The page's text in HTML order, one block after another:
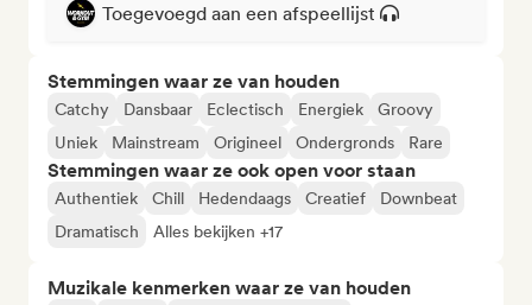
Toegevoegd aan een afspeellijst
Stemmingen waar ze van houden
Catchy Dansbaar Eclectisch Energiek
Groovy
Uniek
Mainstream Origineel Ondergronds Rare
Stemmingen waar ze ook open voor staan
Authentiek Chill Hedendaags Creatief
Downbeat
Dramatisch
Alles bekijken +17
Muzikale kenmerken waar ze van houden